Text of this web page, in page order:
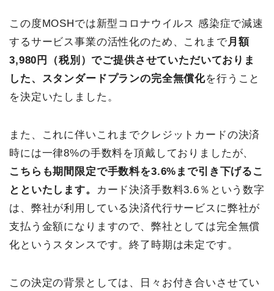
c
b
i
t
n
e
s
t
この度MOSHでは新型コロナウイルス 感染症で減速
するサービス事業の活性化のため、これまで 月額
3,980円（税別）でご提供させていただいておりま
した、スタンダードプランの完全無償化を行うこと
を決定いたしました。
また、これに伴いこれまでクレジットカードの決済
時には一律8%の手数料を頂戴しておりましたが、
こちらも期間限定で手数料を3.6%まで引き下げるこ
とといたします。
カード決済手数料3.6％という数字
は、弊社が利用している決済代行サービスに弊社が
支払う金額になりますので、弊社としては完全無償
化というスタンスです。終了時期は未定です。
この決定の背景としては、日々お付き合いさせてい